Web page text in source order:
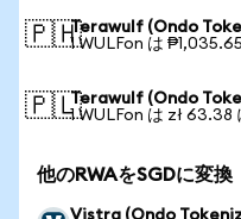
🇵🇭Terawulf (Ondo
1 WULFon は
🇵🇱Terawulf (Ondo
1 WULFon は zł 63.38
他のRWAをSGDに変換
Vistra (Ondo